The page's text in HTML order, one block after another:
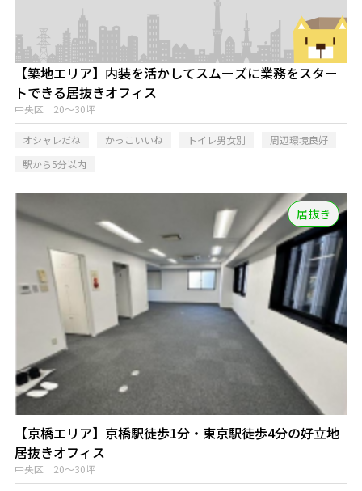
【築地エリア】内装を活かしてスムーズに業務をスター
トできる居抜きオフィス
中央区 20～30坪
オシャレだね かっこいいね トイレ男女別
周辺環境良好
駅から5分以内
居抜き
【京橋エリア】京橋駅徒歩1分・東京駅徒歩4分の好立地
居抜きオフィス
中央区 20～30坪